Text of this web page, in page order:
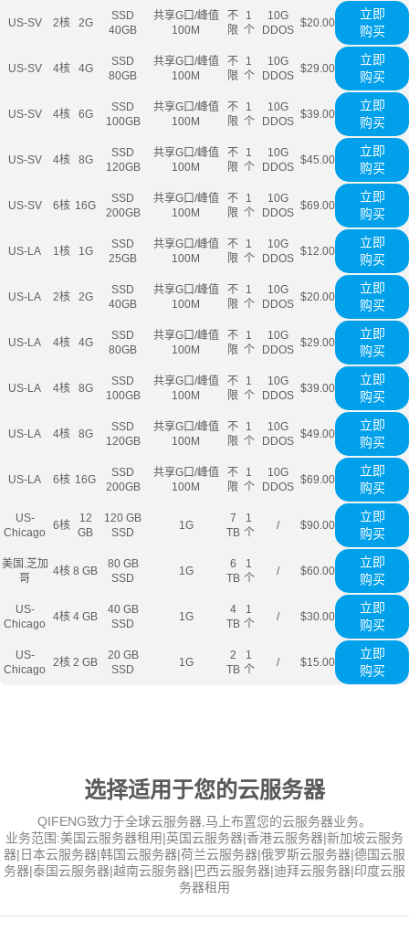
US-SV 2核 2G
SSD
40GB
共享G口/峰值
100M
不
限
1
个
10G
DDOS
$20.00
立即
购买
US-SV 4核 4G
SSD
80GB
共享G口/峰值
100M
不
限
1
个
10G
DDOS
$29.00
立即
购买
US-SV 4核 6G
SSD
100GB
共享G口/峰值
100M
不
限
1
个
10G
DDOS
$39.00
立即
购买
US-SV 4核 8G
SSD
120GB
共享G口/峰值
100M
不
限
1
个
10G
DDOS
$45.00
立即
购买
US-SV 6核 16G
SSD
200GB
共享G口/峰值
100M
不
限
1
个
10G
DDOS
$69.00
立即
购买
US-LA 1核 1G
SSD
25GB
共享G口/峰值
100M
不
限
1
个
10G
DDOS
$12.00
立即
购买
US-LA 2核 2G
SSD
40GB
共享G口/峰值
100M
不
限
1
个
10G
DDOS
$20.00
立即
购买
US-LA 4核 4G
SSD
80GB
共享G口/峰值
100M
不
限
1
个
10G
DDOS
$29.00
立即
购买
US-LA 4核 8G
SSD
100GB
共享G口/峰值
100M
不
限
1
个
10G
DDOS
$39.00
立即
购买
US-LA 4核 8G
SSD
120GB
共享G口/峰值
100M
不
限
1
个
10G
DDOS
$49.00
立即
购买
US-LA 6核 16G
SSD
200GB
共享G口/峰值
100M
不
限
1
个
10G
DDOS
$69.00
立即
购买
US-
Chicago
6核
12
GB
120 GB
SSD
1G
7
TB
1
个
/ $90.00
立即
购买
美国.芝加
哥
4核 8 GB
80 GB
SSD
1G
6
TB
1
个
/ $60.00
立即
购买
US-
Chicago
4核 4 GB
40 GB
SSD
1G
4
TB
1
个
/ $30.00
立即
购买
US-
Chicago
2核 2 GB
20 GB
SSD
1G
2
TB
1
个
/ $15.00
立即
购买
选择适用于您的云服务器
QIFENG致力于全球云服务器,马上布置您的云服务器业务。
业务范围:美国云服务器租用|英国云服务器|香港云服务器|新加坡云服务
器|日本云服务器|韩国云服务器|荷兰云服务器|俄罗斯云服务器|德国云服
务器|泰国云服务器|越南云服务器|巴西云服务器|迪拜云服务器|印度云服
务器租用